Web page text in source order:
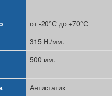
от -20°С до +70°С
315 Н./мм.
500 мм.
Антистатик